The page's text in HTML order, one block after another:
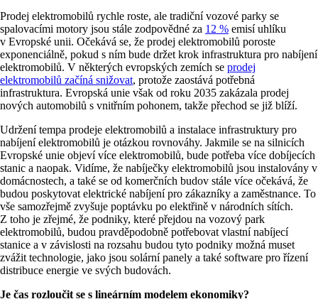
Prodej elektromobilů rychle roste, ale tradiční vozové parky se
spalovacími motory jsou stále zodpovědné za 12 % emisí uhlíku
v Evropské unii. Očekává se, že prodej elektromobilů poroste
exponenciálně, pokud s ním bude držet krok infrastruktura pro nabíjení
elektromobilů. V některých evropských zemích se prodej
elektromobilů začíná snižovat, protože zaostává potřebná
infrastruktura. Evropská unie však od roku 2035 zakázala prodej
nových automobilů s vnitřním pohonem, takže přechod se již blíží.
Udržení tempa prodeje elektromobilů a instalace infrastruktury pro
nabíjení elektromobilů je otázkou rovnováhy. Jakmile se na silnicích
Evropské unie objeví více elektromobilů, bude potřeba více dobíjecích
stanic a naopak. Vidíme, že nabíječky elektromobilů jsou instalovány v
domácnostech, a také se od komerčních budov stále více očekává, že
budou poskytovat elektrické nabíjení pro zákazníky a zaměstnance. To
vše samozřejmě zvyšuje poptávku po elektřině v národních sítích.
Z toho je zřejmé, že podniky, které přejdou na vozový park
elektromobilů, budou pravděpodobně potřebovat vlastní nabíjecí
stanice a v závislosti na rozsahu budou tyto podniky možná muset
zvážit technologie, jako jsou solární panely a také software pro řízení
distribuce energie ve svých budovách.
Je čas rozloučit se s lineárním modelem ekonomiky?